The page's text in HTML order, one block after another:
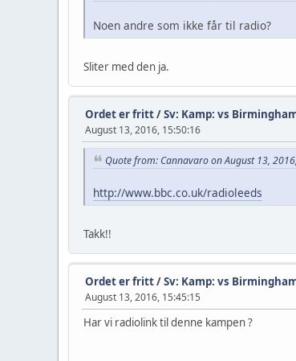
Noen andre som ikke får til radio?
Sliter med den ja.
Ordet er fritt/Sv: Kamp: vs
August 13, 2016, 15:50:16
Quote from: Cannavaro on August 13,
http://www.bbc.co.uk/radioleeds
Takk!!
Ordet er fritt/Sv: Kamp: vs
August 13, 2016, 15:45:15
Har vi radiolink til denne kampen ?